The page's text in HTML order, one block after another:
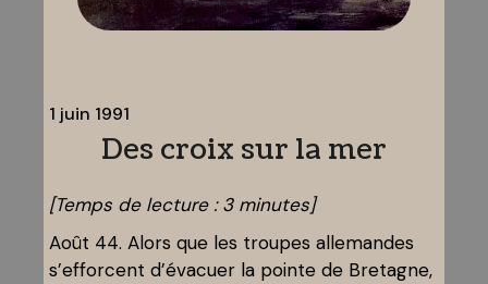
1 juin 1991
Des croix sur la mer
[Temps de lecture :3 minutes]
Août 44. Alors que les troupes allemandes
s’efforcent d’évacuer la pointe de Bretagne,